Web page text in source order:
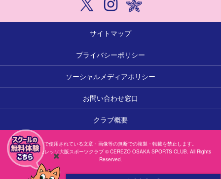
サイトマップ
プライバシーポリシー
ソーシャルメディアポリシー
お問い合わせ窓口
クラブ概要
本サイトで使用されている文章・画像等の無断での複製・転載を禁止します。
一般社団法人セレッソ大阪スポーツクラブ © CEREZO OSAKA SPORTS CLUB. All Rights
Reserved.
閉